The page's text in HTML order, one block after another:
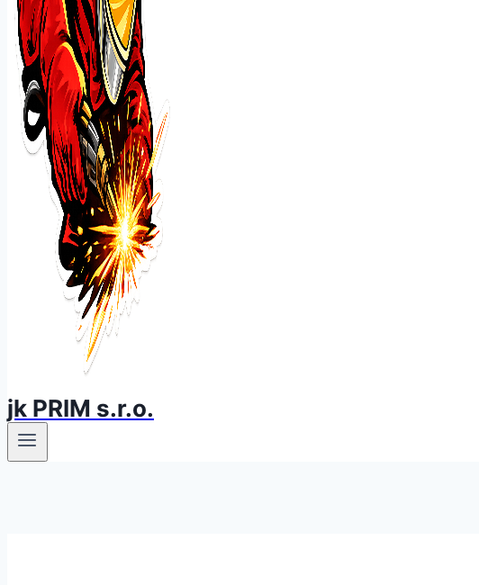
jk PRIM s.r.o.